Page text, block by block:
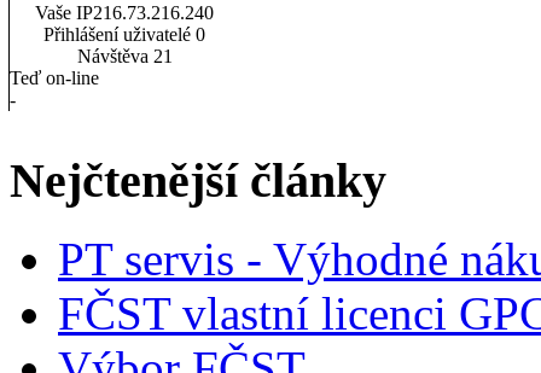
Vaše IP216.73.216.240
Přihlášení uživatelé 0
Návštěva 21
Teď on-line
-
Nejčtenější články
PT servis - Výhodné
FČST vlastní licenci